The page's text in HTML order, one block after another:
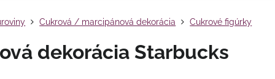
Cukrová / marcipánová dekorácia Cukrové figúrky
dekorácia Starbucks